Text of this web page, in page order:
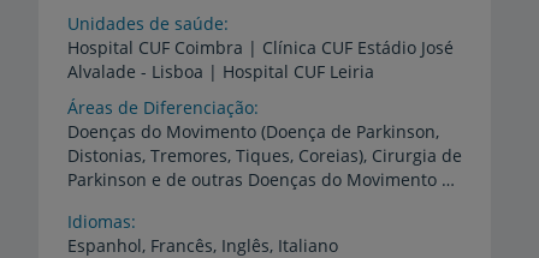
Unidades de saúde
Hospital CUF Coimbra | Clínica CUF Estádio José
Alvalade - Lisboa | Hospital CUF Leiria
Áreas de Diferenciação
Doenças do Movimento (Doença de Parkinson,
Distonias, Tremores, Tiques, Coreias), Cirurgia de
Parkinson e de outras Doenças do Movimento por Estimulação Cerebral Profunda, Demências, Neurociências e Investigação Translacional
Idiomas
Espanhol, Francês, Inglês, Italiano